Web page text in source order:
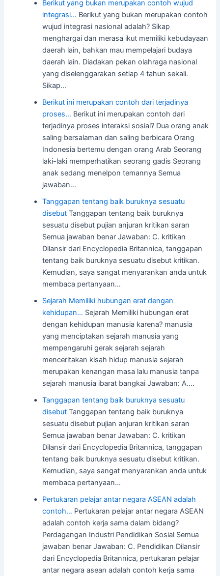
Berikut yang bukan merupakan contoh wujud
integrasi… Berikut yang bukan merupakan contoh
wujud integrasi nasional adalah? Sikap
menghargai dan merasa ikut memiliki kebudayaan
daerah lain, bahkan mau mempelajari budaya
daerah lain. Diadakan pekan olahraga nasional
yang diselenggarakan setiap 4 tahun sekali.
Sikap…
Berikut ini merupakan contoh dari terjadinya
proses… Berikut ini merupakan contoh dari
terjadinya proses interaksi sosial? Dua orang anak
saling bersalaman dan saling berbicara Orang
Indonesia bertemu dengan orang Arab Seorang
laki-laki memperhatikan seorang gadis Seorang
anak sedang menelpon temannya Semua
jawaban…
Tanggapan tentang baik buruknya sesuatu
disebut Tanggapan tentang baik buruknya
sesuatu disebut pujian anjuran kritikan saran
Semua jawaban benar Jawaban: C. kritikan
Dilansir dari Encyclopedia Britannica, tanggapan
tentang baik buruknya sesuatu disebut kritikan.
Kemudian, saya sangat menyarankan anda untuk
membaca pertanyaan…
Sejarah Memiliki hubungan erat dengan
kehidupan… Sejarah Memiliki hubungan erat
dengan kehidupan manusia karena? manusia
yang menciptakan sejarah manusia yang
mempengaruhi gerak sejarah sejarah
menceritakan kisah hidup manusia sejarah
merupakan kenangan masa lalu manusia tanpa
sejarah manusia ibarat bangkai Jawaban: A.…
Tanggapan tentang baik buruknya sesuatu
disebut Tanggapan tentang baik buruknya
sesuatu disebut pujian anjuran kritikan saran
Semua jawaban benar Jawaban: C. kritikan
Dilansir dari Encyclopedia Britannica, tanggapan
tentang baik buruknya sesuatu disebut kritikan.
Kemudian, saya sangat menyarankan anda untuk
membaca pertanyaan…
Pertukaran pelajar antar negara ASEAN adalah
contoh… Pertukaran pelajar antar negara ASEAN
adalah contoh kerja sama dalam bidang?
Perdagangan Industri Pendidikan Sosial Semua
jawaban benar Jawaban: C. Pendidikan Dilansir
dari Encyclopedia Britannica, pertukaran pelajar
antar negara asean adalah contoh kerja sama